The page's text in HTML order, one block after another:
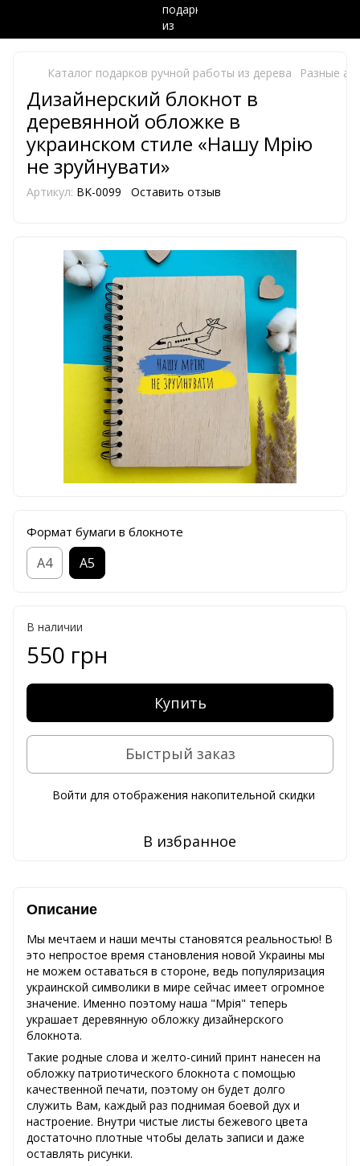
Каталог подарков ручной работы из дерева Разные
Дизайнерский блокнот в
деревянной обложке в
украинском стиле «Нашу Мрію
не зруйнувати»
Артикул: BK-0099 Оставить отзыв
Формат бумаги в блокноте
А4 А5
В наличии
550 грн
Купить
Быстрый заказ
Войти для отображения накопительной скидки
В избранное
Описание
Мы мечтаем и наши мечты становятся реальностью! В
это непростое время становления новой Украины мы
не можем оставаться в стороне, ведь популяризация
украинской символики в мире сейчас имеет огромное
значение. Именно поэтому наша "Мрія" теперь
украшает деревянную обложку дизайнерского
блокнота.
Такие родные слова и желто-синий принт нанесен на
обложку патриотического блокнота с помощью
качественной печати, поэтому он будет долго
служить Вам, каждый раз поднимая боевой дух и
настроение. Внутри чистые листы бежевого цвета
достаточно плотные чтобы делать записи и даже
оставлять рисунки.